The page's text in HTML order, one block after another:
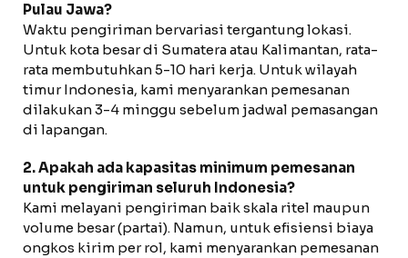
Pulau Jawa?
Waktu pengiriman bervariasi tergantung lokasi.
Untuk kota besar di Sumatera atau Kalimantan, rata-
rata membutuhkan 5-10 hari kerja. Untuk wilayah
timur Indonesia, kami menyarankan pemesanan
dilakukan 3-4 minggu sebelum jadwal pemasangan
di lapangan.
2. Apakah ada kapasitas minimum pemesanan
untuk pengiriman seluruh Indonesia?
Kami melayani pengiriman baik skala ritel maupun
volume besar (partai). Namun, untuk efisiensi biaya
ongkos kirim per rol, kami menyarankan pemesanan